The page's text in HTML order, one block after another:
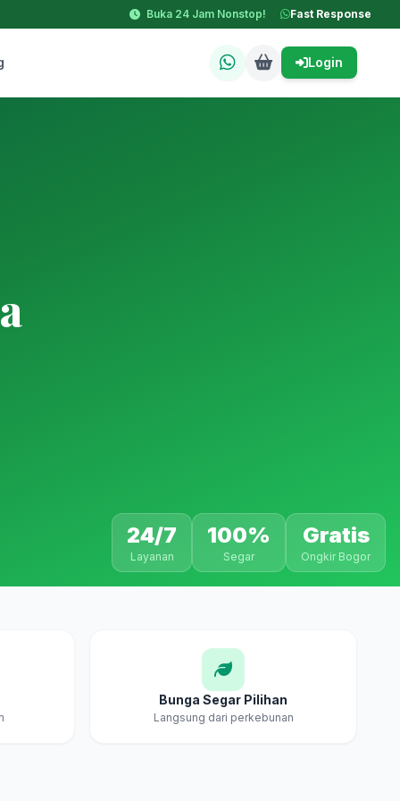
Buka 24 Jam Nonstop! Fast Response
Login
24/7
Layanan
100%
Segar
Gratis
Ongkir Bogor
Bunga Segar Pilihan
Langsung dari perkebunan